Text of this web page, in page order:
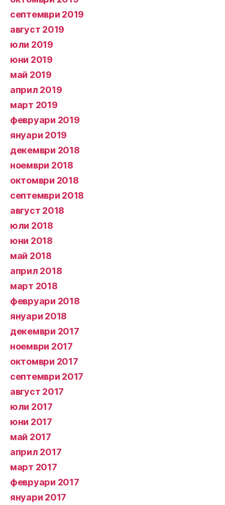
септември 2019
август 2019
юли 2019
юни 2019
май 2019
април 2019
март 2019
февруари 2019
януари 2019
декември 2018
ноември 2018
октомври 2018
септември 2018
август 2018
юли 2018
юни 2018
май 2018
април 2018
март 2018
февруари 2018
януари 2018
декември 2017
ноември 2017
октомври 2017
септември 2017
август 2017
юли 2017
юни 2017
май 2017
април 2017
март 2017
февруари 2017
януари 2017